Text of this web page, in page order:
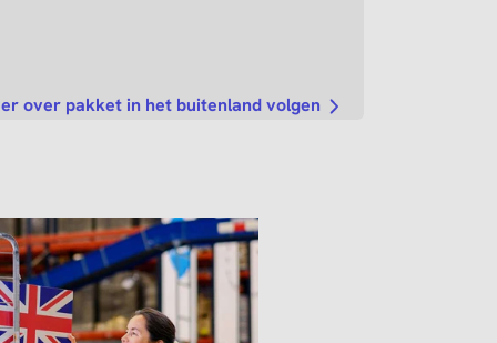
over pakket in het buitenland volgen